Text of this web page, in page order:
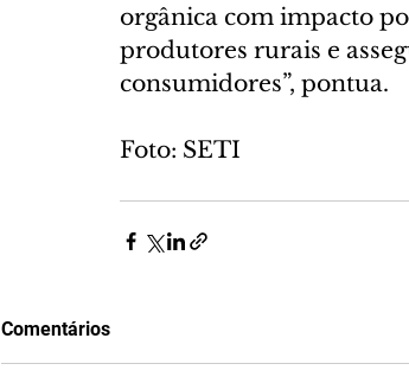
orgânica com impacto
produtores rurais e
consumidores”, pontua.
Foto: SETI
Comentários